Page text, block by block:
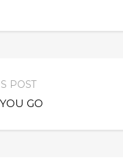
POST
GO